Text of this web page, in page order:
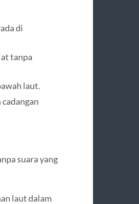
di
tanpa
laut.
suara yang
laut dalam